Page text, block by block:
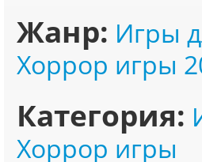
Жанр: Игры
Хоррор игры
Категория:
Хоррор игры